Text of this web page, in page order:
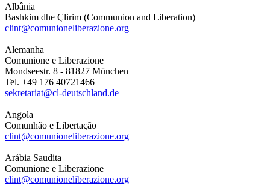
Albânia
Bashkim dhe Çlirim (Communion and Liberation)
clint@comunioneliberazione.org
Alemanha
Comunione e Liberazione
Mondseestr. 8 - 81827 München
Tel. +49 176 40721466
sekretariat@cl-deutschland.de
Angola
Comunhão e Libertação
clint@comunioneliberazione.org
Arábia Saudita
Comunione e Liberazione
clint@comunioneliberazione.org